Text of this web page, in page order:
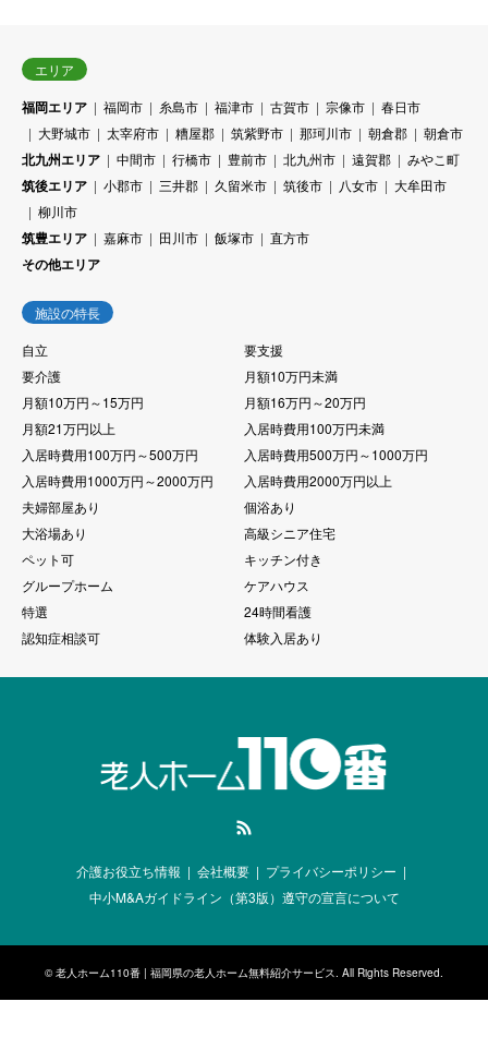
エリア
福岡エリア 福岡市 糸島市 福津市 古賀市 宗像市
春日市
大野城市
太宰府市 糟屋郡 筑紫野市 那珂川市 朝倉郡 朝倉市
北九州エリア 中間市 行橋市 豊前市 北九州市 遠賀郡 みやこ町
筑後エリア 小郡市 三井郡 久留米市 筑後市 八女市
大牟田市
柳川市
筑豊エリア 嘉麻市 田川市 飯塚市 直方市
その他エリア
施設の特長
自立
要支援
要介護
月額10万円未満
月額10万円～15万円
月額16万円～20万円
月額21万円以上
入居時費用100万円未満
入居時費用100万円～500万円
入居時費用500万円～1000万円
入居時費用1000万円～2000万円
入居時費用2000万円以上
夫婦部屋あり
個浴あり
大浴場あり
高級シニア住宅
ペット可
キッチン付き
グループホーム
ケアハウス
特選
24時間看護
認知症相談可
体験入居あり
介護お役立ち情報 会社概要
プライバシーポリシー
中小M&Aガイドライン（第3版）遵守の宣言について
©老人ホーム110番 | 福岡県の老人ホーム無料紹介サービス. All Rights Reserved.